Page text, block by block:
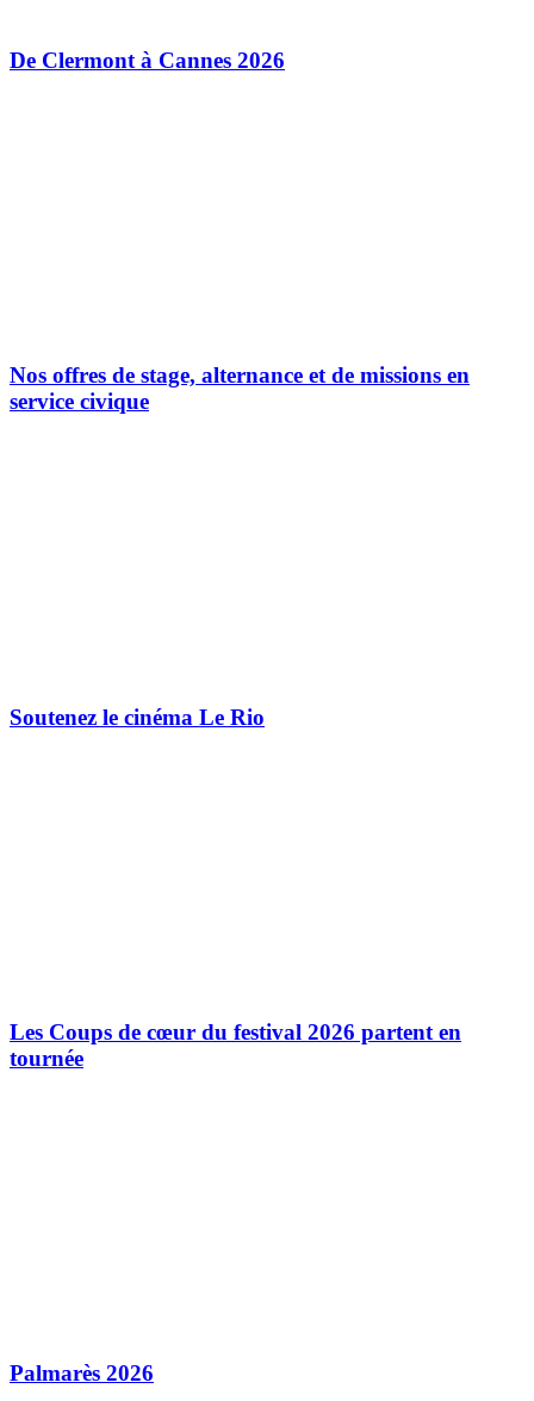
De Clermont à Cannes 2026
Nos offres de stage, alternance et de missions en
service civique
Soutenez le cinéma Le Rio
Les Coups de cœur du festival 2026 partent en
tournée
Palmarès 2026